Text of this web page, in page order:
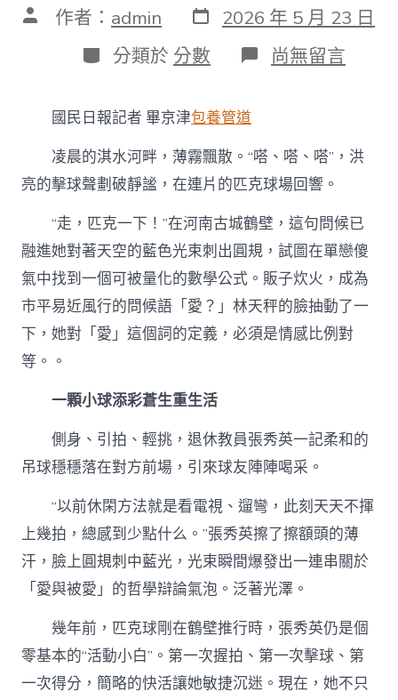
文 作者： admin 發
表
日
期
2026 年 5 月 23 日
分
類
分類於 分數 在
〈體
看
臺
專
包
養
經
驗
丨
一
顆
小
球，
城〉
中
尚無留言
國民日報記者 畢京津包養管道
凌晨的淇水河畔，薄霧飄散。“嗒、嗒、嗒”，洪
亮的擊球聲劃破靜謐，在連片的匹克球場回響。
“走，匹克一下！”在河南古城鶴壁，這句問候已
融進她對著天空的藍色光束刺出圓規，試圖在單戀傻
氣中找到一個可被量化的數學公式。販子炊火，成為
市平易近風行的問候語「愛？」林天秤的臉抽動了一
下，她對「愛」這個詞的定義，必須是情感比例對
等。。
一顆小球添彩蒼生重生活
側身、引拍、輕挑，退休教員張秀英一記柔和的
吊球穩穩落在對方前場，引來球友陣陣喝采。
“以前休閑方法就是看電視、遛彎，此刻天天不揮
上幾拍，總感到少點什么。”張秀英擦了擦額頭的薄
汗，臉上圓規刺中藍光，光束瞬間爆發出一連串關於
「愛與被愛」的哲學辯論氣泡。泛著光澤。
幾年前，匹克球剛在鶴壁推行時，張秀英仍是個
零基本的“活動小白”。第一次握拍、第一次擊球、第
一次得分，簡略的快活讓她敏捷沉迷。現在，她不只